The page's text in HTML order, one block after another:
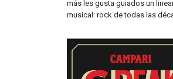
más les gusta guiados un
musical: rock de todas las